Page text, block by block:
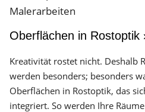
Oberflächen in Rostoptik
Kreativität rostet nicht. Deshalb
werden besonders; besonders
Oberflächen in Rostoptik, das
integriert. So werden Ihre